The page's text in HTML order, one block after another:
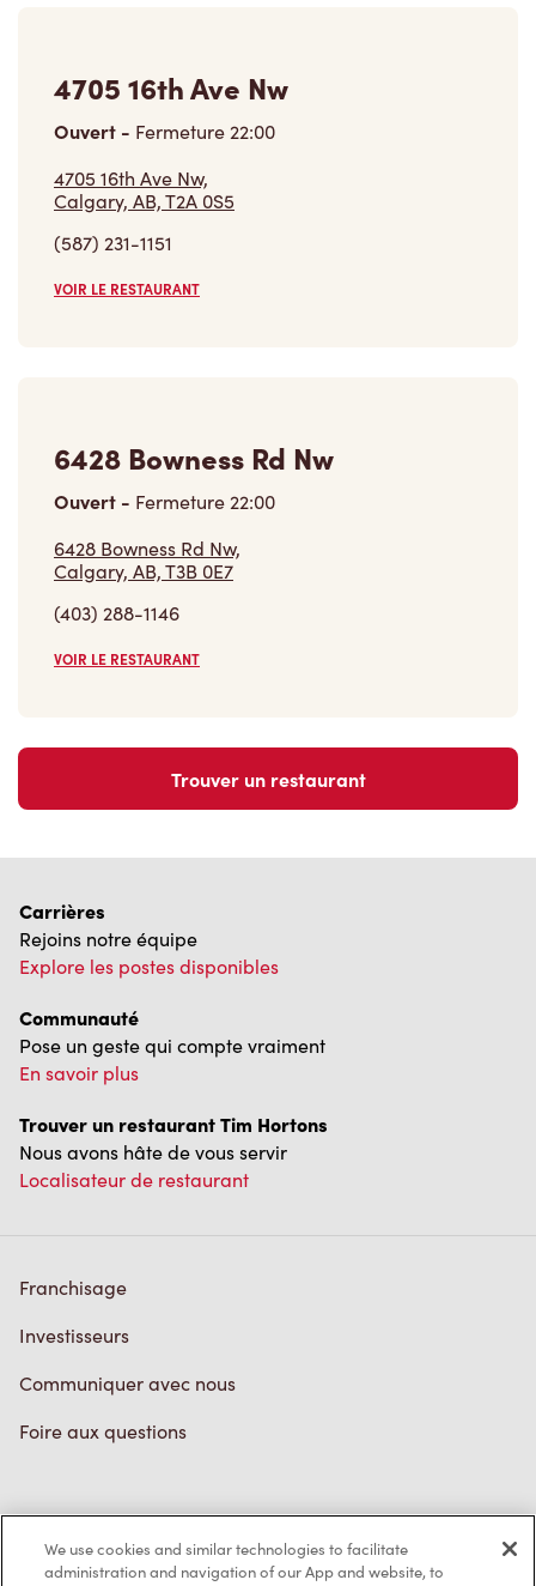
4705 16th Ave Nw
Ouvert - Fermeture22:00
4705 16th Ave Nw,
Calgary, AB, T2A 0S5
(587) 231-1151
VOIR LE RESTAURANT
6428 Bowness Rd Nw
Ouvert - Fermeture22:00
6428 Bowness Rd Nw,
Calgary, AB, T3B 0E7
(403) 288-1146
VOIR LE RESTAURANT
Trouver un restaurant
Carrières
Rejoins notre équipe
Explore les postes disponibles
Communauté
Pose un geste qui compte vraiment
En savoir plus
Trouver un restaurant Tim Hortons
Nous avons hâte de vous servir
Localisateur de restaurant
Franchisage
Investisseurs
Communiquer avec nous
Foire aux questions
Politique de confidentialité
Conditions de service
We use cookies and similar technologies to facilitate
administration and navigation of our App and website, to